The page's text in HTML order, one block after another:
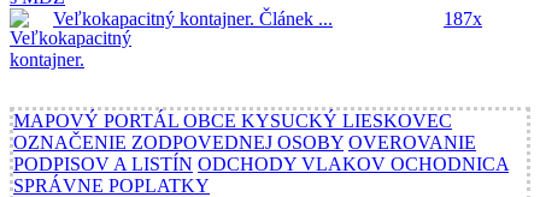
Veľkokapacitný kontajner. Článek ... 187x
MAPOVÝ PORTÁL OBCE KYSUCKÝ LIESKOVEC
OZNAČENIE ZODPOVEDNEJ OSOBY OVEROVANIE
PODPISOV A LISTÍN ODCHODY VLAKOV OCHODNICA
SPRÁVNE POPLATKY